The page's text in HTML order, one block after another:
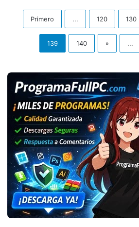
Primero ... 120 130
139 140 » ...